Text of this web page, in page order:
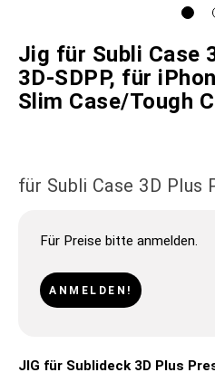
Jig für Subli Case
3D-SDPP, für
Slim Case/Tough
für Subli Case 3D Plus
Für Preise bitte anmelden.
ANMELDEN!
JIG für Sublideck 3D Plus